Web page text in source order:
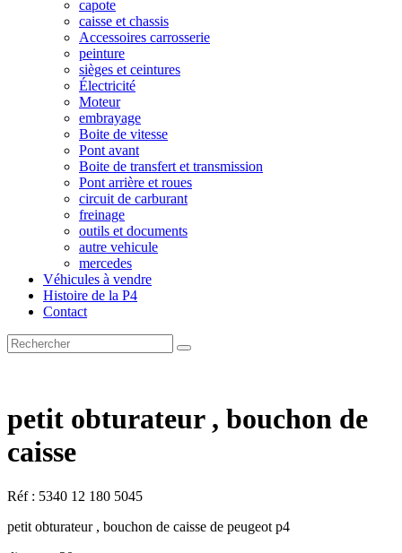
capote
caisse et chassis
Accessoires carrosserie
peinture
sièges et ceintures
Électricité
Moteur
embrayage
Boite de vitesse
Pont avant
Boite de transfert et transmission
Pont arrière et roues
circuit de carburant
freinage
outils et documents
autre vehicule
mercedes
Véhicules à vendre
Histoire de la P4
Contact
petit obturateur , bouchon de
caisse
Réf : 5340 12 180 5045
petit obturateur , bouchon de caisse de peugeot p4